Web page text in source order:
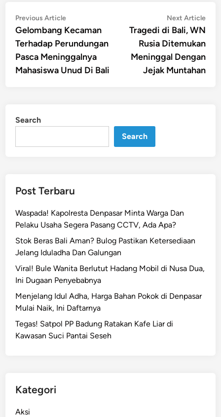
Post
navigation
Previous ArticlePrevious
article:
Gelombang Kecaman
Terhadap Perundungan
Pasca Meninggalnya
Mahasiswa Unud Di Bali
Next Article
Tragedi di Bali, WN
Rusia Ditemukan
Meninggal Dengan
Jejak Muntahan
Search
Search
Post Terbaru
Waspada! Kapolresta Denpasar Minta Warga Dan
Pelaku Usaha Segera Pasang CCTV, Ada Apa?
Stok Beras Bali Aman? Bulog Pastikan Ketersediaan
Jelang Iduladha Dan Galungan
Viral! Bule Wanita Berlutut Hadang Mobil di Nusa Dua,
Ini Dugaan Penyebabnya
Menjelang Idul Adha, Harga Bahan Pokok di Denpasar
Mulai Naik, Ini Daftarnya
Tegas! Satpol PP Badung Ratakan Kafe Liar di
Kawasan Suci Pantai Seseh
Kategori
Aksi